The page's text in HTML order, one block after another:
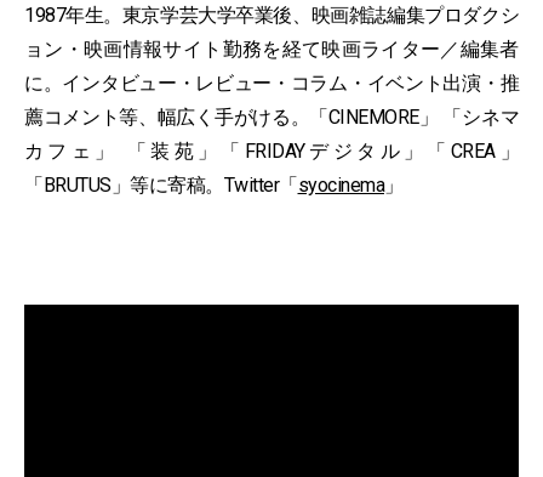
1987年生。東京学芸大学卒業後、映画雑誌編集プロダクシ
ョン・映画情報サイト勤務を経て映画ライター／編集者
に。インタビュー・レビュー・コラム・イベント出演・推
薦コメント等、幅広く手がける。「CINEMORE」 「シネマ
カフェ」 「装苑」「FRIDAYデジタル」「CREA」
「BRUTUS」等に寄稿。Twitter「syocinema」